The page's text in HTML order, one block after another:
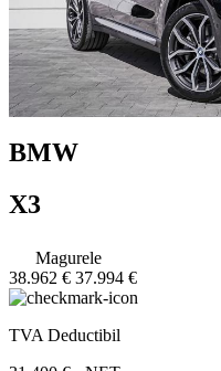
BMW
X3
Magurele
38.962 € 37.994 €
TVA Deductibil